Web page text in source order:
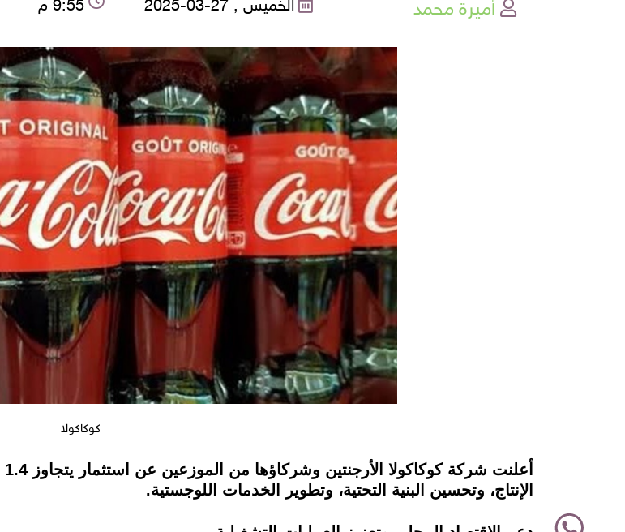
كوكاكولا
WhatsApp
instagram
الإنتاج، وتحسين البنية التحتية، وتطوير الخدمات اللوجستية.